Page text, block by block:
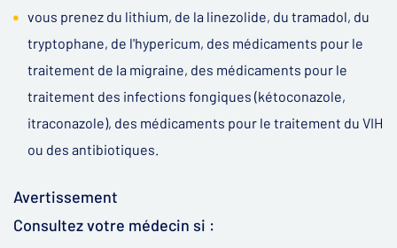
vous prenez du lithium, de la linezolide, du tramadol, du
tryptophane, de l'hypericum, des médicaments pour le
traitement de la migraine, des médicaments pour le
traitement des infections fongiques (kétoconazole,
itraconazole), des médicaments pour le traitement du VIH
ou des antibiotiques.
Avertissement
Consultez votre médecin si :